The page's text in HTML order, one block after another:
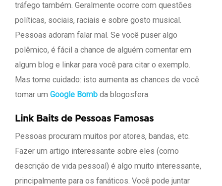
tráfego também. Geralmente ocorre com questões
políticas, sociais, raciais e sobre gosto musical.
Pessoas adoram falar mal. Se você puser algo
polêmico, é fácil a chance de alguém comentar em
algum blog e linkar para você para citar o exemplo.
Mas tome cuidado: isto aumenta as chances de você
tomar um Google Bomb da blogosfera.
Link Baits de Pessoas Famosas
Pessoas procuram muitos por atores, bandas, etc.
Fazer um artigo interessante sobre eles (como
descrição de vida pessoal) é algo muito interessante,
principalmente para os fanáticos. Você pode juntar